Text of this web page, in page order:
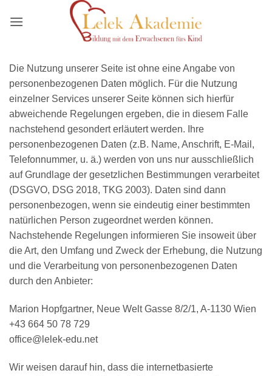
Inhalt
Die Nutzung unserer Seite ist ohne eine Angabe von
personenbezogenen Daten möglich. Für die Nutzung
einzelner Services unserer Seite können sich hierfür
abweichende Regelungen ergeben, die in diesem Falle
nachstehend gesondert erläutert werden. Ihre
personenbezogenen Daten (z.B. Name, Anschrift, E-Mail,
Telefonnummer, u. ä.) werden von uns nur ausschließlich
auf Grundlage der gesetzlichen Bestimmungen verarbeitet
(DSGVO, DSG 2018, TKG 2003). Daten sind dann
personenbezogen, wenn sie eindeutig einer bestimmten
natürlichen Person zugeordnet werden können.
Nachstehende Regelungen informieren Sie insoweit über
die Art, den Umfang und Zweck der Erhebung, die Nutzung
und die Verarbeitung von personenbezogenen Daten
durch den Anbieter:
Marion Hopfgartner, Neue Welt Gasse 8/2/1, A-1130 Wien
+43 664 50 78 729
office@lelek-edu.net
Wir weisen darauf hin, dass die internetbasierte